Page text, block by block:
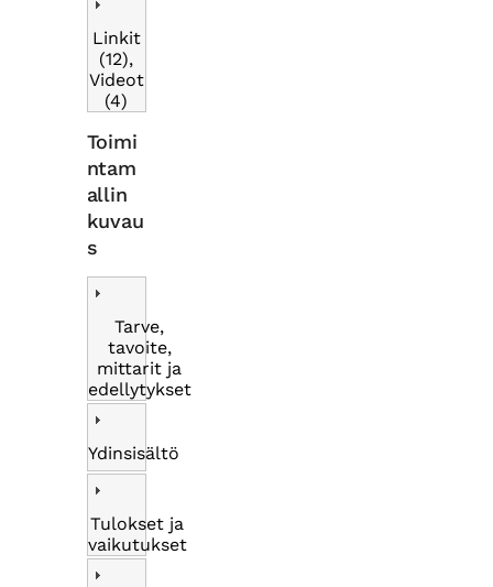
Linkit
(12),
Videot
(4)
Toimi
ntam
allin
kuvau
s
Tarve,
tavoite,
mittarit ja
edellytykset
Ydinsisältö
Tulokset ja
vaikutukset